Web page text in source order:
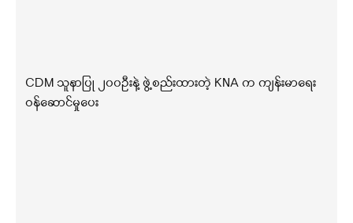
CDM သူနာပြု ၂၀၀ဦးနဲ့ ဖွဲ့စည်းထားတဲ့ KNA က ကျန်းမာရေး
ဝန်ဆောင်မှုပေး